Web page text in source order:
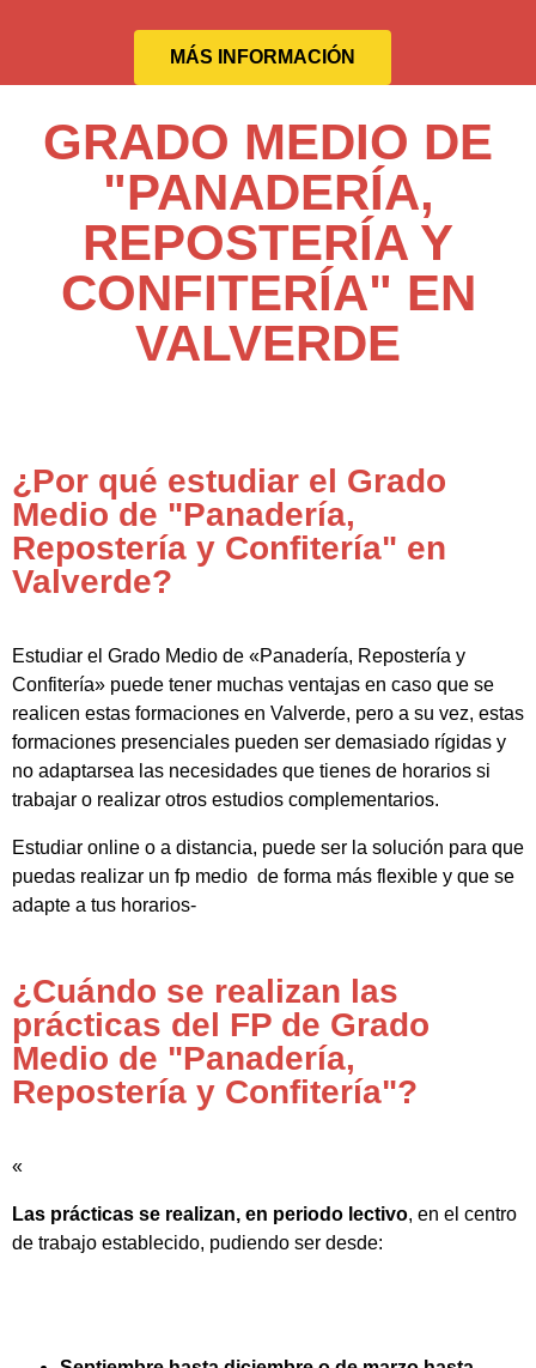
MÁS INFORMACIÓN
GRADO MEDIO DE
"PANADERÍA,
REPOSTERÍA Y
CONFITERÍA" EN
VALVERDE
¿Por qué estudiar el Grado
Medio de "Panadería,
Repostería y Confitería" en
Valverde?
Estudiar el Grado Medio de «Panadería, Repostería y
Confitería» puede tener muchas ventajas en caso que se
realicen estas formaciones en Valverde, pero a su vez, estas
formaciones presenciales pueden ser demasiado rígidas y
no adaptarsea las necesidades que tienes de horarios si
trabajar o realizar otros estudios complementarios.
Estudiar online o a distancia, puede ser la solución para que
puedas realizar un fp medio de forma más flexible y que se
adapte a tus horarios-
¿Cuándo se realizan las
prácticas del FP de Grado
Medio de "Panadería,
Repostería y Confitería"?
«
Las prácticas se realizan, en periodo lectivo, en el centro
de trabajo establecido, pudiendo ser desde: